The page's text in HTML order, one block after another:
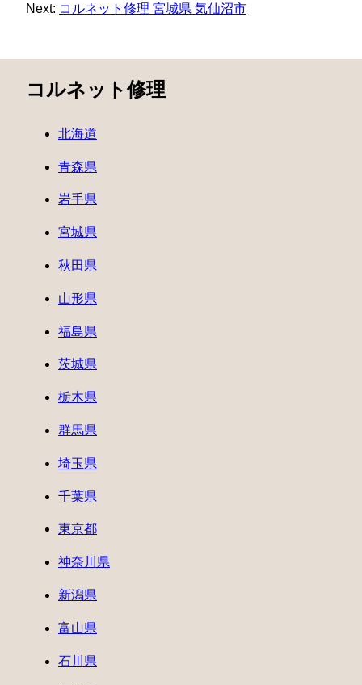
Next: コルネット修理 宮城県 気仙沼市
コルネット修理
北海道
青森県
岩手県
宮城県
秋田県
山形県
福島県
茨城県
栃木県
群馬県
埼玉県
千葉県
東京都
神奈川県
新潟県
富山県
石川県